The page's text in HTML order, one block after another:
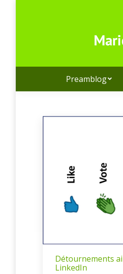
Preamblog
Détournements
LinkedIn